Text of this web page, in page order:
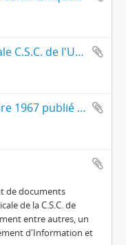
Bulletins de la Section syndicale C.S.C. de l'Université de Liège.
Journal La Meuse du 30 octobre 1967 publié à l'occasion du 150e anniversaire de l'Université de Liège.
de documents
de la C.S.C. de
entre autres, un
d'Information et